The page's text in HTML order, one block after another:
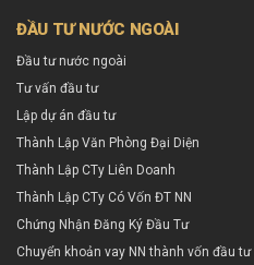
ĐẦU TƯ NƯỚC NGOÀI
Đầu tư nước ngoài
Tư vấn đầu tư
Lập dự án đầu tư
Thành Lập Văn Phòng Đại Diện
Thành Lập CTy Liên Doanh
Thành Lập CTy Có Vốn ĐT NN
Chứng Nhận Đăng Ký Đầu Tư
Chuyển khoản vay NN thành vốn đầu tư